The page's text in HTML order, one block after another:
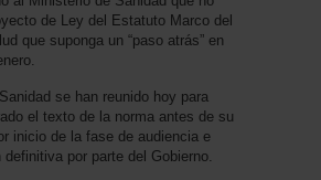
de Ley del Estatuto Marco del
que suponga un “paso atrás” en
se han reunido hoy para
el texto de la norma antes de su
inicio de la fase de audiencia e
por parte del Gobierno.